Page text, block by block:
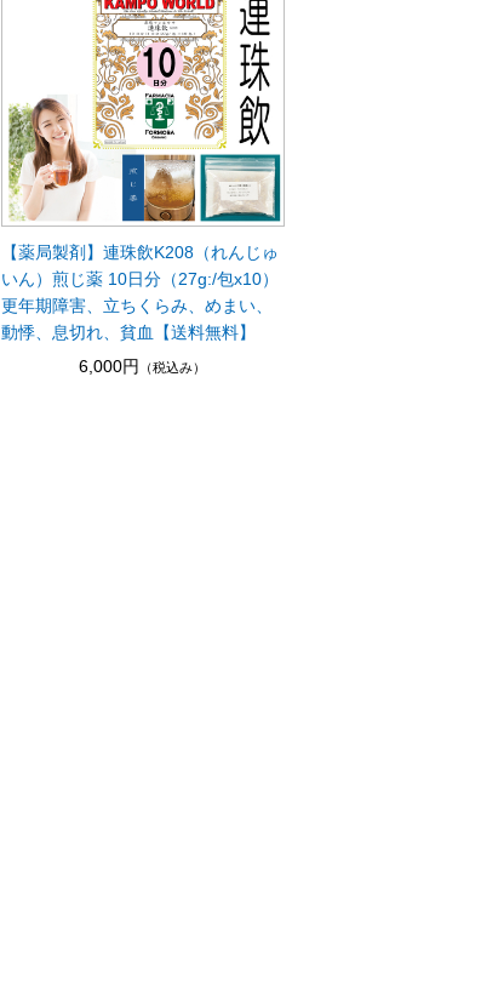
【薬局製剤】連珠飲K208（れんじゅ
いん）煎じ薬 10日分（27g:/包x10）
更年期障害、立ちくらみ、めまい、
動悸、息切れ、貧血【送料無料】
6,000円
（税込み）